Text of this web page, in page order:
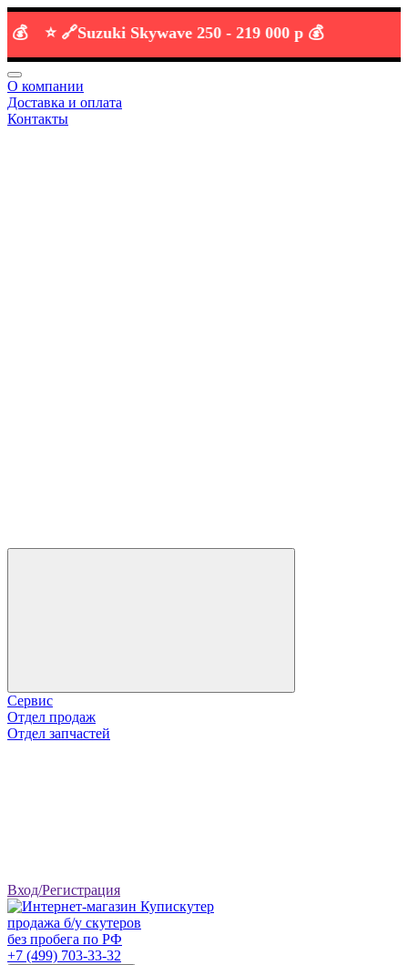
⭐️ 🔗 Suzuki Skywave 250 -219 000 р 💰
О компании
Доставка и оплата
Контакты
Сервис
Отдел продаж
Отдел запчастей
Вход/Регистрация
продажа б/у скутеров
без пробега по РФ
+7 (499) 703-33-32